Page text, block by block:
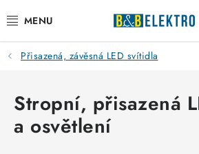
na
obsah
Reklamace / Vrácení zboží
Blog
Kontakty
Přisazená, závěsná LED svítidla
Stropní, přisazená
a osvětlení